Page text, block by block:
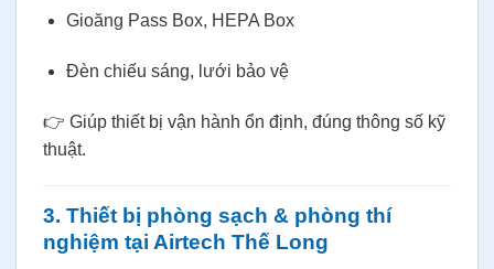
Gioăng Pass Box, HEPA Box
Đèn chiếu sáng, lưới bảo vệ
👉 Giúp thiết bị vận hành ổn định, đúng thông số kỹ
thuật.
3. Thiết bị phòng sạch & phòng thí
nghiệm tại Airtech Thế Long